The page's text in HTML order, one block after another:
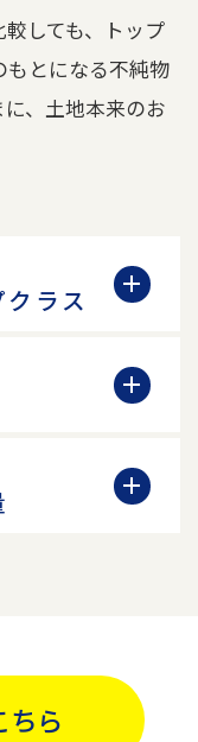
しても、トップ
もとになる不純物
、土地本来のお
ラス
ちら